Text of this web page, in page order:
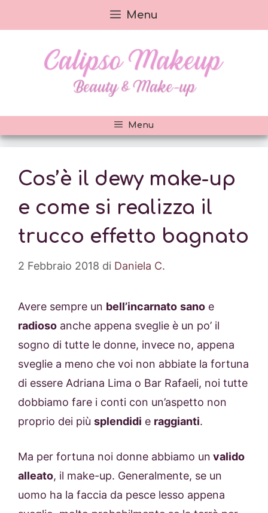
al
Menu
Menu
Cos’è il dewy make-up
e come si realizza il
trucco effetto bagnato
2 Febbraio 2018 di Daniela C.
Avere sempre un bell’incarnato sano e
radioso anche appena sveglie è un po’ il
sogno di tutte le donne, invece no, appena
sveglie a meno che voi non abbiate la fortuna
di essere Adriana Lima o Bar Rafaeli, noi tutte
dobbiamo fare i conti con un’aspetto non
proprio dei più splendidi e raggianti.
Ma per fortuna noi donne abbiamo un valido
alleato, il make-up. Generalmente, se un
uomo ha la faccia da pesce lesso appena